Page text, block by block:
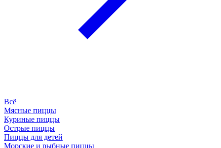
Всё
Мясные пиццы
Куриные пиццы
Острые пиццы
Пиццы для детей
Морские и рыбные пиццы